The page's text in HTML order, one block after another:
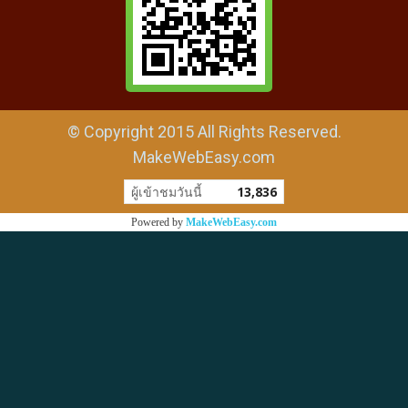
© Copyright 2015 All Rights Reserved.
MakeWebEasy.com
ผู้เข้าชมวันนี้ 13,836
Powered by MakeWebEasy.com